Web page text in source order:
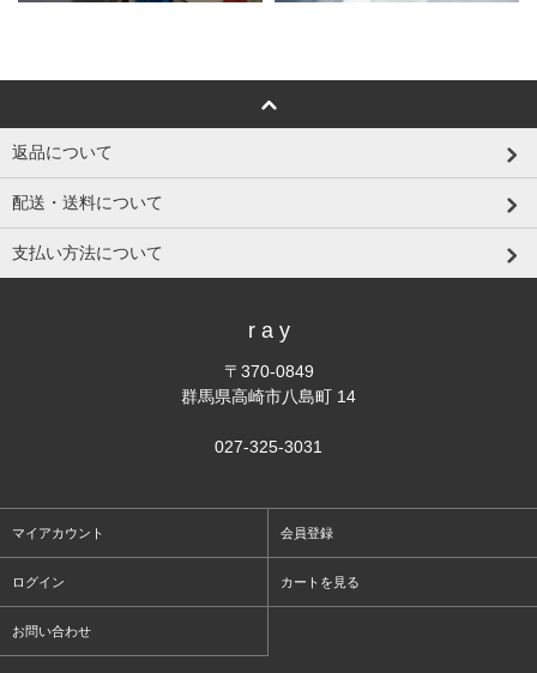
返品について
配送・送料について
支払い方法について
r a y
〒370-0849
群馬県高崎市八島町 14
027-325-3031
マイアカウント 会員登録
ログイン カートを見る
お問い合わせ